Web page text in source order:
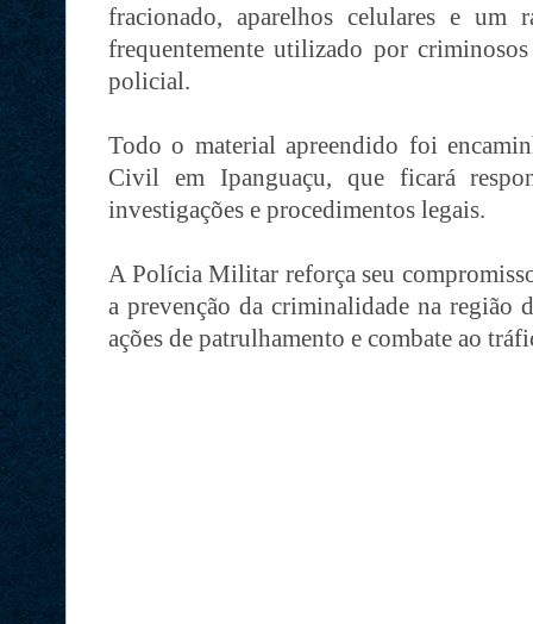
fracionado, aparelhos celulares e um
frequentemente utilizado por
policial.
Todo o material apreendido foi
Civil em Ipanguaçu, que ficará
investigações e procedimentos legais.
A Polícia Militar reforça seu
a prevenção da criminalidade na região
ações de patrulhamento e combate ao